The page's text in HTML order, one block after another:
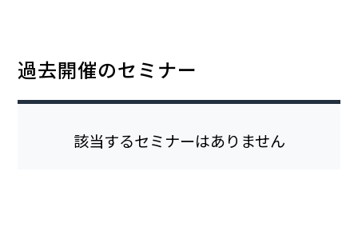
過去開催のセミナー
該当するセミナーはありません